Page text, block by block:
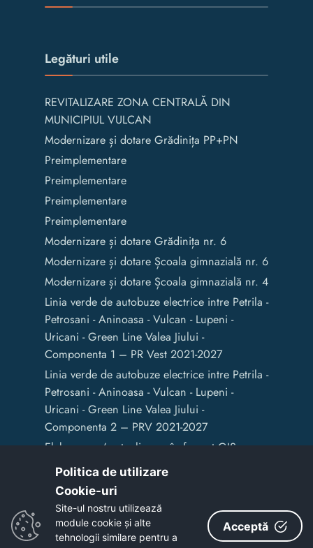
Legături utile
REVITALIZARE ZONA CENTRALĂ DIN
MUNICIPIUL VULCAN
Modernizare și dotare Grădinița PP+PN
Preimplementare
Preimplementare
Preimplementare
Preimplementare
Modernizare și dotare Grădinița nr. 6
Modernizare și dotare Școala gimnazială nr. 6
Modernizare și dotare Școala gimnazială nr. 4
Linia verde de autobuze electrice intre Petrila -
Petrosani - Aninoasa - Vulcan - Lupeni -
Uricani - Green Line Valea Jiului -
Componenta 1 – PR Vest 2021-2027
Linia verde de autobuze electrice intre Petrila -
Petrosani - Aninoasa - Vulcan - Lupeni -
Uricani - Green Line Valea Jiului -
Componenta 2 – PRV 2021-2027
Elaborarea / actualizarea în format GIS a
documentelor de amenajare a teritoriului și
de planificare urbană a Municipiului Vulcan
Copyright © 2020 - Primaria Municipiului Vulcan
Politica de utilizare
Cookie-uri‎
Site-ul nostru utilizează
module cookie și alte
tehnologii similare pentru a
Acceptă